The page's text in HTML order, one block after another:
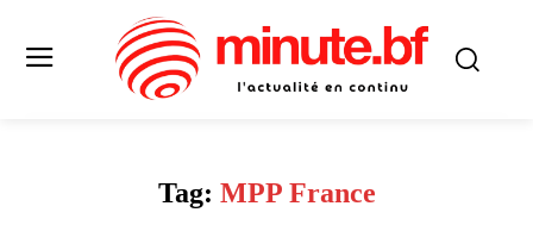
Tag: MPP France